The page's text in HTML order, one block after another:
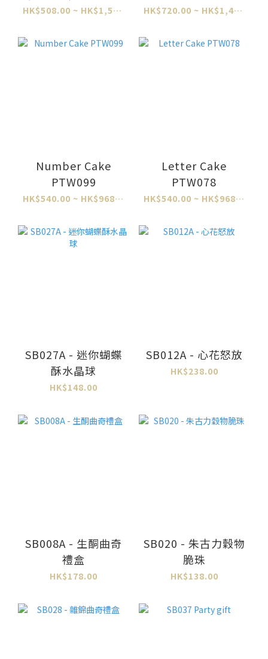
HK$508.00 ~ HK$1,524.00 HK$720.00 ~ HK$1,460.00
Number Cake
PTW099
HK$540.00 ~ HK$968.00
Letter Cake
PTW078
HK$540.00 ~ HK$968.00
SB027A - 迷你蝴蝶
酥水晶球
HK$148.00
SB012A - 心花怒放
HK$238.00
SB008A - 生酮曲奇
禮盒
HK$178.00
SB020 - 朱古力穀物
脆珠
HK$138.00